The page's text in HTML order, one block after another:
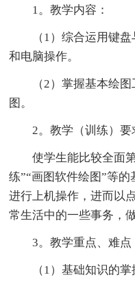
1。教学内容：
（1）综合运用键
和电脑操作。
（2）掌握基本绘
图。
2。教学（训练）要
使学生能比较全面
练”“画图软件绘图”等
进行上机操作，进而以
常生活中的一些事务，
3。教学重点、难点
（1）基础知识的掌